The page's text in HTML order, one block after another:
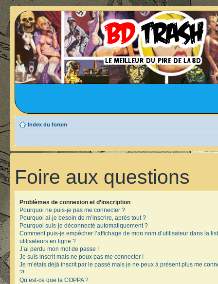
Index du forum
Foire aux questions
Problèmes de connexion et d’inscription
Pourquoi ne puis-je pas me connecter ?
Pourquoi ai-je besoin de m’inscrire, après tout ?
Pourquoi suis-je déconnecté automatiquement ?
Comment puis-je empêcher l’affichage de mon nom d’utilisateur dans la
utilisateurs en ligne ?
J’ai perdu mon mot de passe !
Je suis inscrit mais ne peux pas me connecter !
Je m’étais déjà inscrit par le passé mais je ne peux à présent plus me
?!
Qu’est-ce que la COPPA ?